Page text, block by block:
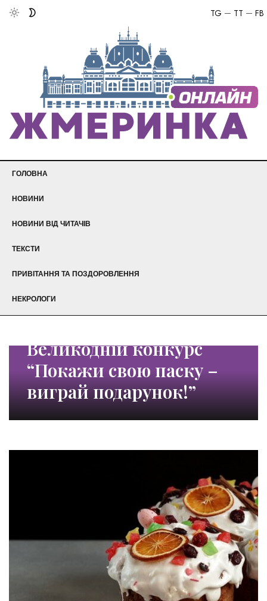
FB
TT
TG
ГОЛОВНА
НОВИНИ
НОВИНИ ВІД ЧИТАЧІВ
ТЕКСТИ
ПРИВІТАННЯ ТА ПОЗДОРОВЛЕННЯ
НЕКРОЛОГИ
Великодній конкурс
“Покажи свою паску –
виграй подарунок!”